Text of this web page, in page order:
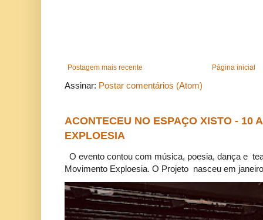
Postagem mais recente Página inicial
Assinar: Postar comentários (Atom)
ACONTECEU NO ESPAÇO XISTO - 10
EXPLOESIA
O evento contou com música, poesia, dança e
Movimento Exploesia. O Projeto nasceu em